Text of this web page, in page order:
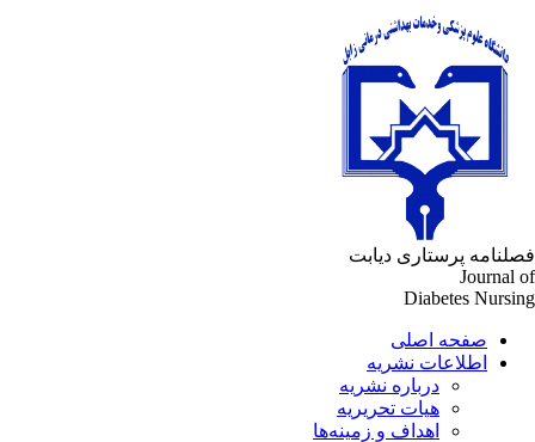
پرستاری دیابت
Journal
Diabetes
صفحه اصلی
اطلاعات نشریه
درباره نشریه
هیات تحریریه
اهداف و زمینه‌ها